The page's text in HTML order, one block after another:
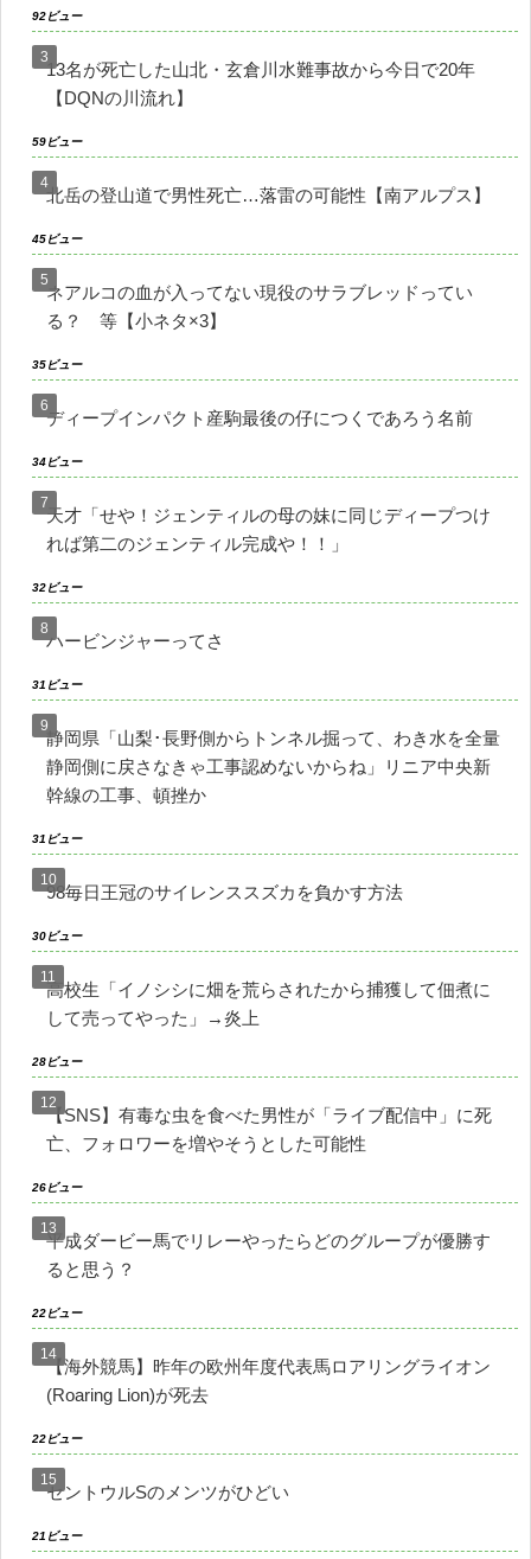
92ビュー
13名が死亡した山北・玄倉川水難事故から今日で20年
【DQNの川流れ】
59ビュー
北岳の登山道で男性死亡…落雷の可能性【南アルプス】
45ビュー
ネアルコの血が入ってない現役のサラブレッドってい
る？ 等【小ネタ×3】
35ビュー
ディープインパクト産駒最後の仔につくであろう名前
34ビュー
天才「せや！ジェンティルの母の妹に同じディープつけ
れば第二のジェンティル完成や！！」
32ビュー
ハービンジャーってさ
31ビュー
静岡県「山梨･長野側からトンネル掘って、わき水を全量
静岡側に戻さなきゃ工事認めないからね」リニア中央新
幹線の工事、頓挫か
31ビュー
98毎日王冠のサイレンススズカを負かす方法
30ビュー
高校生「イノシシに畑を荒らされたから捕獲して佃煮に
して売ってやった」→炎上
28ビュー
【SNS】有毒な虫を食べた男性が「ライブ配信中」に死
亡、フォロワーを増やそうとした可能性
26ビュー
平成ダービー馬でリレーやったらどのグループが優勝す
ると思う？
22ビュー
【海外競馬】昨年の欧州年度代表馬ロアリングライオン
(Roaring Lion)が死去
22ビュー
セントウルSのメンツがひどい
21ビュー